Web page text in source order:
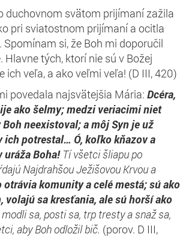
duchovnom svätom prijímaní zažila
pri sviatostnom prijímaní a ocitla
Spomínam si, že Boh mi doporučil
Hlavne tých, ktorí nie sú v Božej
ich veľa, a ako veľmi veľa! (D III, 420)
povedala najsvätejšia Mária: Dcéra,
ako šelmy; medzi veriacimi niet
neexistoval; a môj Syn je už
ich potrestal… Ó, koľko kňazov a
Boha! Tí všetci šliapu po
Najdrahšou Ježišovou Krvou a
otrávia komunity a celé mestá; sú ako
volajú sa kresťania, ale sú horší ako
modli sa, posti sa, trp tresty a snaž sa,
aby Boh odložil bič. (porov. D III,